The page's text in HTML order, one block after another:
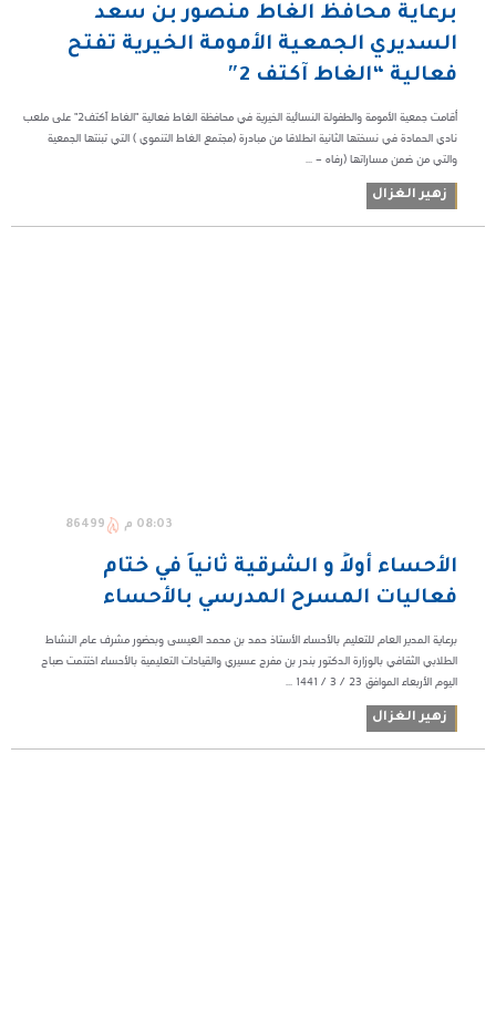
برعاية محافظ الغاط منصور بن سعد
السديري الجمعية الأمومة الخيرية تفتح
فعالية “الغاط آكتف 2″
أقامت جمعية الأمومة والطفولة النسائية الخيرية في محافظة الغاط فعالية "الغاط آكتف2" على ملعب
نادي الحمادة في نسختها الثانية انطلاقا من مبادرة (مجتمع الغاط التنموي ) التي تبنتها الجمعية
والتي من ضمن مساراتها (رفاه – ...
زهير الغزال
08:03 م 86499
الأحساء أولاً و الشرقية ثانياً في ختام
فعاليات المسرح المدرسي بالأحساء
برعاية المدير العام للتعليم بالأحساء الأستاذ حمد بن محمد العيسى وبحضور مشرف عام النشاط
الطلابي الثقافي بالوزارة الدكتور بندر بن مفرح عسيري والقيادات التعليمية بالأحساء اختتمت صباح
اليوم الأربعاء الموافق ٢٣ / ٣ / ١٤٤١ ...
زهير الغزال